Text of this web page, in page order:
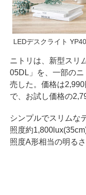
LEDデスクライト
ニトリは、新型スリ
05DL」を、一部の
売した。価格は
で、お試し価格の
シンプルでスリムな
照度約
照度A形相当の明るさ